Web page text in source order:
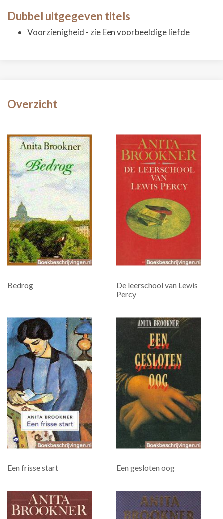
Dubbel uitgegeven titels
Voorzienigheid - zie Een voorbeeldige liefde
Overzicht
Bedrog
De leerschool van Lewis
Percy
Een frisse start Een gesloten oog